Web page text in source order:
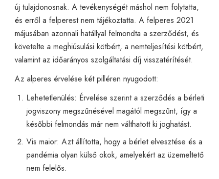
új tulajdonosnak. A tevékenységét máshol nem folytatta,
és erről a felperest nem tájékoztatta. A felperes 2021
májusában azonnali hatállyal felmondta a szerződést, és
követelte a meghiúsulási kötbért, a nemteljesítési kötbért,
valamint az időarányos szolgáltatási díj visszatérítését.
Az alperes érvelése két pilléren nyugodott:
Lehetetlenülés: Érvelése szerint a szerződés a bérleti
jogviszony megszűnésével magától megszűnt, így a
későbbi felmondás már nem válthatott ki joghatást.
Vis maior: Azt állította, hogy a bérlet elvesztése és a
pandémia olyan külső okok, amelyekért az üzemeltető
nem felelős.